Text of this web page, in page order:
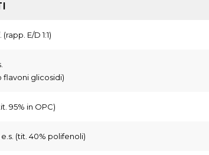
E/D 1:1)
flavoni glicosidi)
95% in OPC)
(tit. 40% polifenoli)